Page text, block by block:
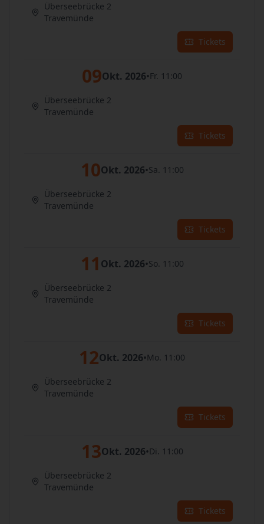
Überseebrücke 2
Travemünde
Tickets
09Okt. 2026•Fr. 11:00
Überseebrücke 2
Travemünde
Tickets
10Okt. 2026•Sa. 11:00
Überseebrücke 2
Travemünde
Tickets
11 Okt. 2026•So. 11:00
Überseebrücke 2
Travemünde
Tickets
12Okt. 2026•Mo. 11:00
Überseebrücke 2
Travemünde
Tickets
13Okt. 2026•Di. 11:00
Überseebrücke 2
Travemünde
Tickets